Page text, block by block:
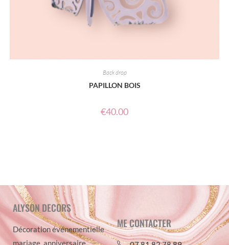
Back drop
PAPILLON BOIS
€40.00
ALYSON DECORS
Décoration événementielle
mariage, anniversaire,
ME CONTACTER